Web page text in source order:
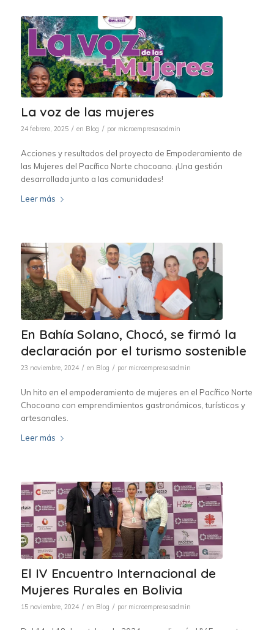
La voz de las mujeres
24 febrero, 2025 / en Blog / por microempresasadmin
Acciones y resultados del proyecto de Empoderamiento de
las Mujeres del Pacífico Norte chocoano. ¡Una gestión
desarrollada junto a las comunidades!
Leer más
En Bahía Solano, Chocó, se firmó la
declaración por el turismo sostenible
23 noviembre, 2024 / en Blog / por microempresasadmin
Un hito en el empoderamiento de mujeres en el Pacífico Norte
Chocoano con emprendimientos gastronómicos, turísticos y
artesanales.
Leer más
El IV Encuentro Internacional de
Mujeres Rurales en Bolivia
15 noviembre, 2024 / en Blog / por microempresasadmin